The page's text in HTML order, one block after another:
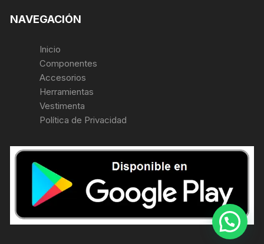
NAVEGACIÓN
Inicio
Componentes
Accesorios
Herramientas
Vestimenta
Política de Privacidad